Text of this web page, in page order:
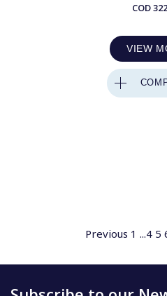
COD
VIEW
Previous 1 ...4 5